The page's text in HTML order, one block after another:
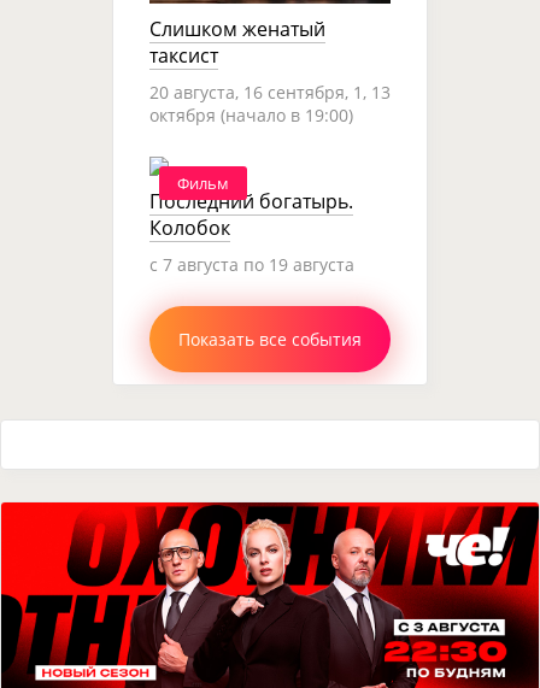
Слишком женатый
таксист
20 августа, 16 сентября, 1, 13
октября (начало в 19:00)
Фильм
Последний богатырь.
Колобок
c 7 августа по 19 августа
Показать все события